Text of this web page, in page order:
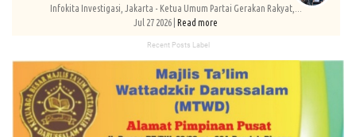
Infokita Investigasi, Jakarta - Ketua Umum Partai Gerakan Rakyat,...
Jul 27 2026 | Read more
Recent Posts Label